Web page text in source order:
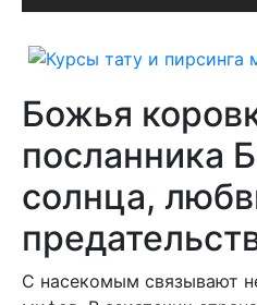
Божья
посланника
солнца,
С насекомым связывают